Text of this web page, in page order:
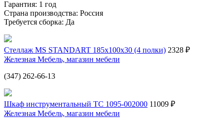
Гарантия: 1 год
Страна производства: Россия
Требуется сборка: Да
Стеллаж MS STANDART 185х100х30 (4 полки) 2328 ₽
Железная Мебель, магазин мебели
(347) 262-66-13
Шкаф инструментальный ТС 1095-002000 11009 ₽
Железная Мебель, магазин мебели